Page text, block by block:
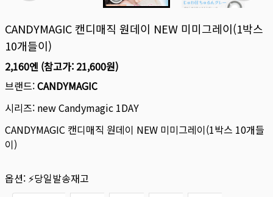
CANDYMAGIC 캔디매직 원데이 NEW 미미그레이(1박스
10개들이)
2,160엔 (참고가: 21,600원)
브랜드:CANDYMAGIC
시리즈: new Candymagic 1DAY
CANDYMAGIC 캔디매직 원데이 NEW 미미그레이(1박스 10개들
이)
옵션: ⚡당일발송재고